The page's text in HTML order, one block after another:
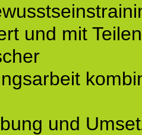
und mit Teilen
und